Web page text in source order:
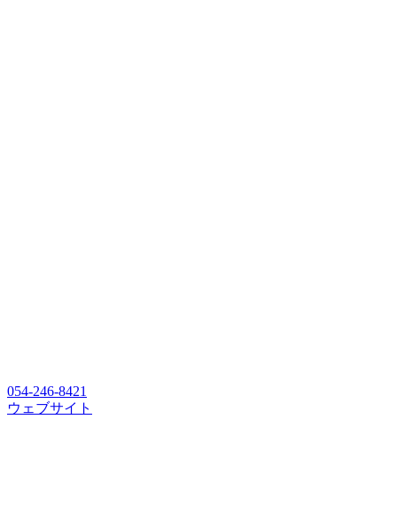
054-246-8421
ウェブサイト